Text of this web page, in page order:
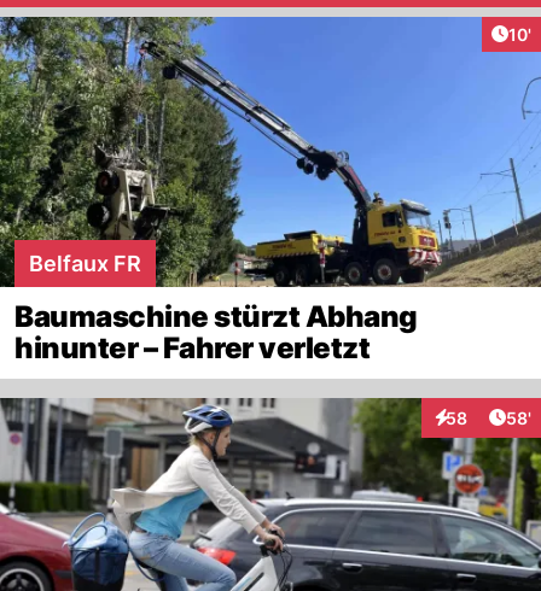
10'
Belfaux FR
Baumaschine stürzt Abhang
hinunter – Fahrer verletzt
58
Interaktionen
58'